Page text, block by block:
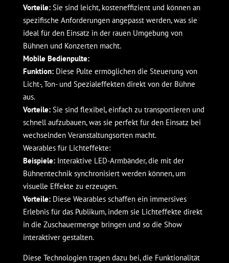
Vorteile:Sie sind leicht, kosteneffizient und können an
spezifische Anforderungen angepasst werden, was sie
ideal für den Einsatz in der rauen Umgebung von
Bühnen und Konzerten macht.
Mobile Bedienpulte:
Funktion:Diese Pulte ermöglichen die Steuerung von
Licht-, Ton- und Spezialeffekten direkt von der Bühne
aus.
Vorteile:Sie sind flexibel, einfach zu transportieren und
schnell aufzubauen, was sie perfekt für den Einsatz bei
wechselnden Veranstaltungsorten macht.
Wearables für Lichteffekte:
Beispiele:Interaktive LED-Armbänder, die mit der
Bühnentechnik synchronisiert werden können, um
visuelle Effekte zu erzeugen.
Vorteile:Diese Wearables schaffen ein immersives
Erlebnis für das Publikum, indem sie Lichteffekte direkt
in die Zuschauermenge bringen und so die Show
interaktiver gestalten.
Diese Technologien tragen dazu bei, die Funktionalität